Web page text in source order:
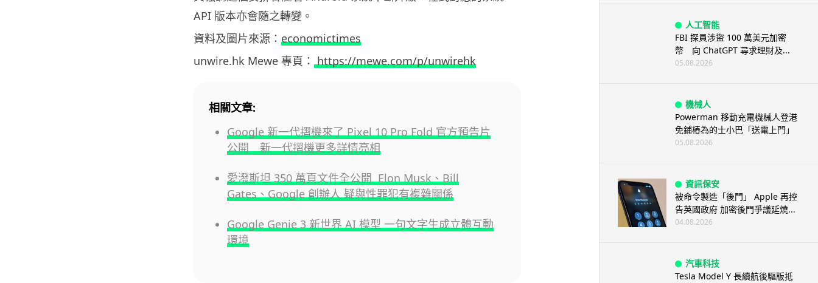
API 版本亦會隨之轉變。
資料及圖片來源： economictimes
unwire.hk Mewe 專頁： https://mewe.com/p/unwirehk
相關文章:
Google 新一代摺機來了 Pixel 10 Pro Fold 官方預告片
公開 新一代摺機更多詳情亮相
愛潑斯坦 350 萬頁文件全公開 Elon Musk、Bill
Gates、Google 創辦人 疑與性罪犯有複雜關係
Google Genie 3 新世界 AI 模型 一句文字生成立體互動
環境
人工智能
FBI 探員涉盜 100 萬美元加密
幣 向 ChatGPT 尋求理財及...
05.08.2026
機械人
Powerman 移動充電機械人登港
免鋪樁為的士小巴「送電上門」
05.08.2026
資訊保安
被命令製造「後門」 Apple 再控
告英國政府 加密後門爭議延燒...
04.08.2026
汽車科技
Tesla Model Y 長續航後驅版抵